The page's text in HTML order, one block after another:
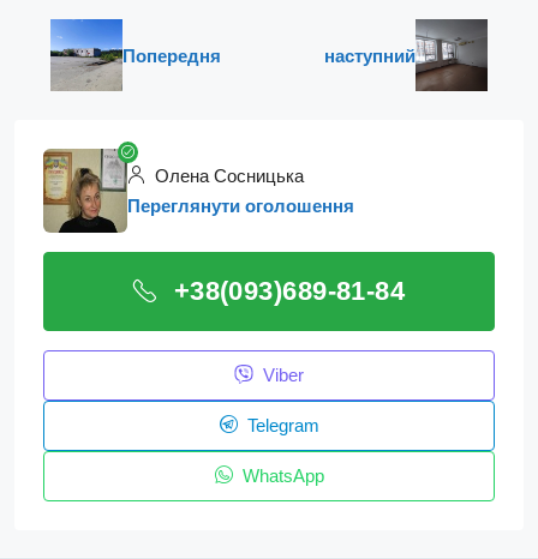
Попередня наступний
Олена Сосницька
Переглянути оголошення
+38(093)689-81-84
Viber
Telegram
WhatsApp